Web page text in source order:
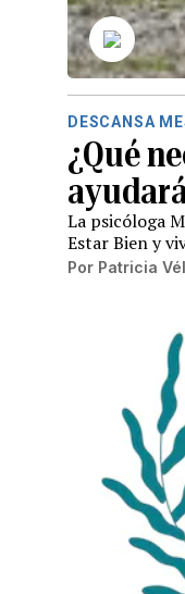
DESCANSA
¿Qué
La psicóloga
Estar Bien y
Por Patricia